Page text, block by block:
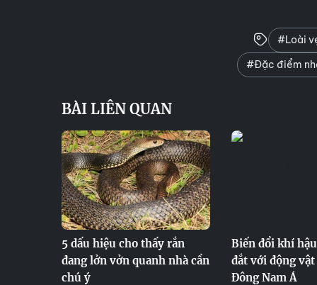
#Loài
#Đặc điểm
BÀI LIÊN QUAN
5 dấu hiệu cho thấy rắn
đang lởn vởn quanh nhà cần
chú ý
Biến đổi khí
đắt với động vật
Đông Nam Á